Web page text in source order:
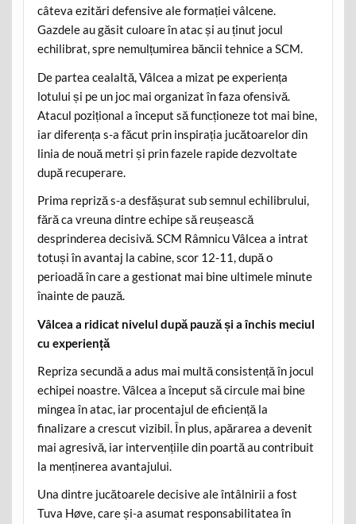
câteva ezitări defensive ale formației vâlcene.
Gazdele au găsit culoare în atac și au ținut jocul
echilibrat, spre nemulțumirea băncii tehnice a SCM.
De partea cealaltă, Vâlcea a mizat pe experiența
lotului și pe un joc mai organizat în faza ofensivă.
Atacul pozițional a început să funcționeze tot mai bine,
iar diferența s-a făcut prin inspirația jucătoarelor din
linia de nouă metri și prin fazele rapide dezvoltate
după recuperare.
Prima repriză s-a desfășurat sub semnul echilibrului,
fără ca vreuna dintre echipe să reușească
desprinderea decisivă. SCM Râmnicu Vâlcea a intrat
totuși în avantaj la cabine, scor 12-11, după o
perioadă în care a gestionat mai bine ultimele minute
înainte de pauză.
Vâlcea a ridicat nivelul după pauză și a închis meciul
cu experiență
Repriza secundă a adus mai multă consistență în jocul
echipei noastre. Vâlcea a început să circule mai bine
mingea în atac, iar procentajul de eficiență la
finalizare a crescut vizibil. În plus, apărarea a devenit
mai agresivă, iar intervențiile din poartă au contribuit
la menținerea avantajului.
Una dintre jucătoarele decisive ale întâlnirii a fost
Tuva Høve, care și-a asumat responsabilitatea în